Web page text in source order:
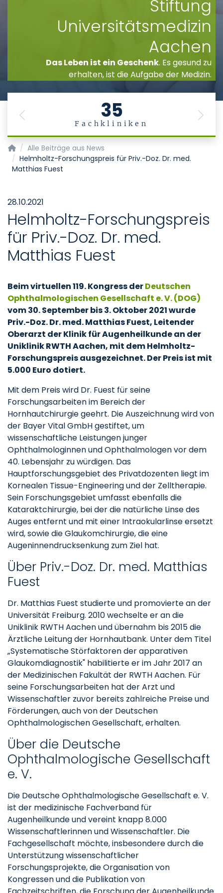
Stiftung
Universitätsmedizin
Aachen
Das Leben ist ein Geschenk. Es gesund zu
erhalten, ist die Aufgabe der Medizin.
35
Fachkliniken
Previous Next
Startseite
Alle Beiträge aus News
Helmholtz-Forschungspreis für Priv.-Doz. Dr. med.
Matthias Fuest
28.10.2021
Helmholtz-Forschungspreis
für Priv.-Doz. Dr. med.
Matthias Fuest
Beim virtuellen 119. Kongress derDeutschen
Ophthalmologischen Gesellschaft e. V. (DOG)
vom 30. September bis 3. Oktober 2021 wurde
Priv.-Doz. Dr. med. Matthias Fuest, Leitender
Oberarzt der Klinik für Augenheilkunde an der
Uniklinik RWTH Aachen, mit dem Helmholtz-
Forschungspreis ausgezeichnet. Der Preis ist mit
5.000 Euro dotiert.
Mit dem Preis wird Dr. Fuest für seine
Forschungsarbeiten im Bereich der
Hornhautchirurgie geehrt. Die Auszeichnung wird von
der Bayer Vital GmbH gestiftet, um
wissenschaftliche Leistungen junger
Ophthalmologinnen und Ophthalmologen vor dem
40. Lebensjahr zu würdigen. Das
Hauptforschungsgebiet des Privatdozenten liegt im
Kornealen Tissue-Engineering und der Zelltherapie.
Sein Forschungsgebiet umfasst ebenfalls die
Kataraktchirurgie, bei der die natürliche Linse des
Auges entfernt und mit einer Intraokularlinse ersetzt
wird, sowie die Glaukomchirurgie, die eine
Augeninnendrucksenkung zum Ziel hat.
Über Priv.-Doz. Dr. med. Matthias
Fuest
Dr. Matthias Fuest studierte und promovierte an der
Universität Freiburg. 2010 wechselte er an die
Uniklinik RWTH Aachen und übernahm bis 2015 die
Ärztliche Leitung der Hornhautbank. Unter dem Titel
„Systematische Störfaktoren der apparativen
Glaukomdiagnostik" habilitierte er im Jahr 2017 an
der Medizinischen Fakultät der RWTH Aachen. Für
seine Forschungsarbeiten hat der Arzt und
Wissenschaftler zuvor bereits zahlreiche Preise und
Förderungen, auch von der Deutschen
Ophthalmologischen Gesellschaft, erhalten.
Über die Deutsche
Ophthalmologische Gesellschaft
e. V.
Die Deutsche Ophthalmologische Gesellschaft e. V.
ist der medizinische Fachverband für
Augenheilkunde und vereint knapp 8.000
Wissenschaftlerinnen und Wissenschaftler. Die
Fachgesellschaft möchte, insbesondere durch die
Unterstützung wissenschaftlicher
Forschungsprojekte, die Organisation von
Kongressen und die Publikation von